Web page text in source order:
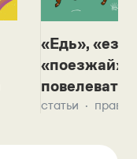
«Едь»,
«поезжай»?
повелевать
статьи